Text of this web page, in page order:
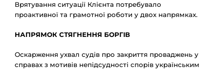
Врятування ситуації Клієнта потребувало
проактивної та грамотної роботи у двох напрямках.
НАПРЯМОК СТЯГНЕННЯ БОРГІВ
Оскарження ухвал судів про закриття проваджень у
справах з мотивів непідсудності спорів українським